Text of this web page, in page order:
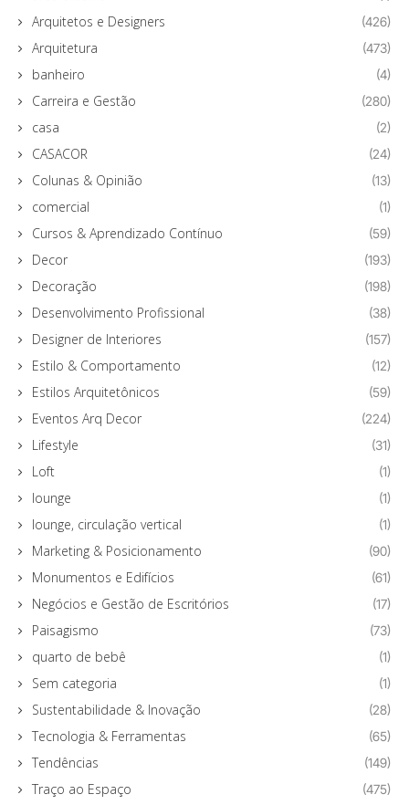
Arquitetos e Designers (426)
Arquitetura (473)
banheiro (4)
Carreira e Gestão (280)
casa (2)
CASACOR (24)
Colunas & Opinião (13)
comercial (1)
Cursos & Aprendizado Contínuo (59)
Decor (193)
Decoração (198)
Desenvolvimento Profissional (38)
Designer de Interiores (157)
Estilo & Comportamento (12)
Estilos Arquitetônicos (59)
Eventos Arq Decor (224)
Lifestyle (31)
Loft (1)
lounge (1)
lounge, circulação vertical (1)
Marketing & Posicionamento (90)
Monumentos e Edifícios (61)
Negócios e Gestão de Escritórios (17)
Paisagismo (73)
quarto de bebê (1)
Sem categoria (1)
Sustentabilidade & Inovação (28)
Tecnologia & Ferramentas (65)
Tendências (149)
Traço ao Espaço (475)